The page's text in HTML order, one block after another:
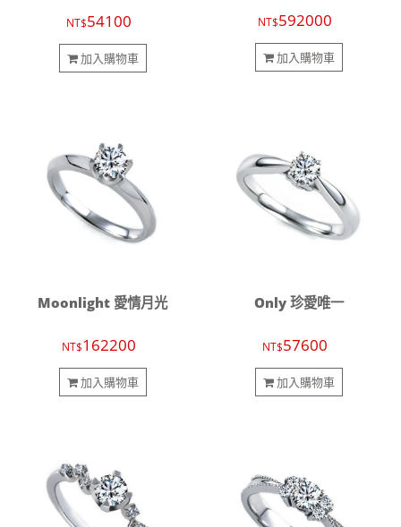
NT$54100
加入購物車
NT$592000
加入購物車
Moonlight 愛情月光
NT$162200
加入購物車
Only 珍愛唯一
NT$57600
加入購物車